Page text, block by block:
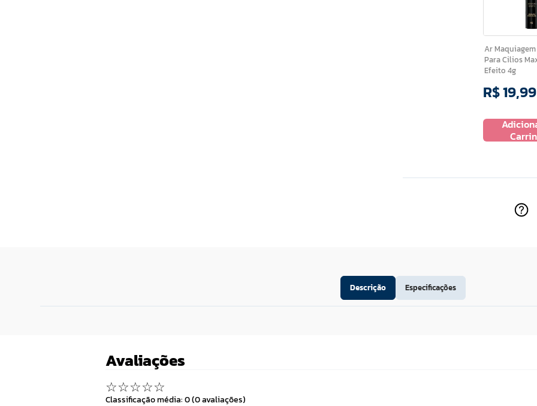
Ar Maquiagem Mascara
Para Cilios
Efeito 4g
R$19,99
Descrição Especificações
Avaliações
☆☆☆☆☆
Classificação média: 0(0 avaliações)